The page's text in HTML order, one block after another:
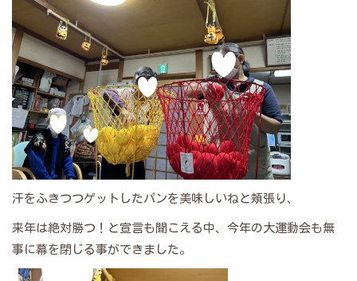
汗をふきつつゲットしたパンを美味しいねと頬張り、
来年は絶対勝つ！と宣言も聞こえる中、今年の大運動会も無
事に幕を閉じる事ができました。